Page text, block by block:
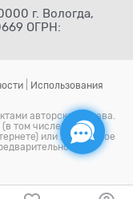
г. Вологда,
ОГРН:
Использования
авторского права.
том числе путем
или любое иное